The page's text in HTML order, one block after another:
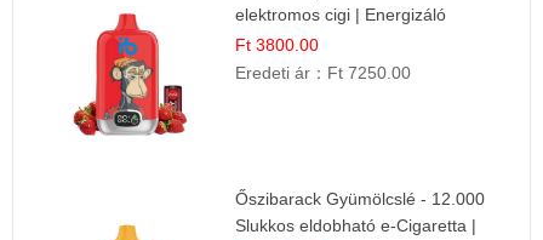
elektromos cigi | Energizáló
Gyümölcs Íz
Ft 3800.00
Eredeti ár： Ft 7250.00
Őszibarack Gyümölcslé - 12.000
Slukkos eldobható e-Cigaretta |